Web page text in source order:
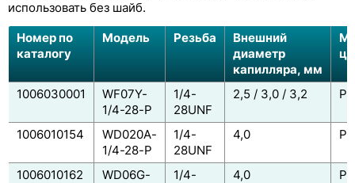
использовать без шайб.
Номер по
каталогу
Модель Резьба
Внешний
диаметр
капилляра, мм
1006030001
WF07Y-
1/4-28-P
1/4-
28UNF
2,5 / 3,0 / 3,2
1006010154
WD020A-
1/4-28-P
1/4-
28UNF
4,0
1006010162
WD06G-
1/4-
4,0